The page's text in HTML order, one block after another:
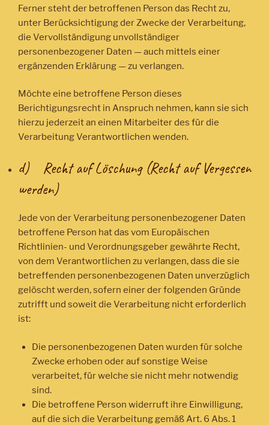
Ferner steht der betroffenen Person das Recht zu,
unter Berücksichtigung der Zwecke der Verarbeitung,
die Vervollständigung unvollständiger
personenbezogener Daten — auch mittels einer
ergänzenden Erklärung — zu verlangen.
Möchte eine betroffene Person dieses
Berichtigungsrecht in Anspruch nehmen, kann sie sich
hierzu jederzeit an einen Mitarbeiter des für die
Verarbeitung Verantwortlichen wenden.
d) Recht auf Löschung (Recht auf Vergessen
werden)
Jede von der Verarbeitung personenbezogener Daten
betroffene Person hat das vom Europäischen
Richtlinien- und Verordnungsgeber gewährte Recht,
von dem Verantwortlichen zu verlangen, dass die sie
betreffenden personenbezogenen Daten unverzüglich
gelöscht werden, sofern einer der folgenden Gründe
zutrifft und soweit die Verarbeitung nicht erforderlich
ist:
Die personenbezogenen Daten wurden für solche
Zwecke erhoben oder auf sonstige Weise
verarbeitet, für welche sie nicht mehr notwendig
sind.
Die betroffene Person widerruft ihre Einwilligung,
auf die sich die Verarbeitung gemäß Art. 6 Abs. 1